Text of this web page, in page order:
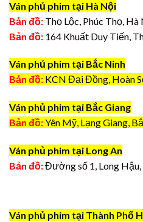
Ván phủ phim tại Hà Nội
Bản đồ: Thọ Lộc, Phúc Thọ, Hà
Bản đồ: 164 Khuất Duy Tiến,
Ván phủ phim tại Bắc Ninh
Bản đồ: KCN Đại Đồng, Hoàn
Ván phủ phim tại Bắc Giang
Bản đồ:Yên Mỹ, Lạng Giang,
Ván phủ phim tại Long An
Bản đồ:Đường số 1, Long Hậu,
Ván phủ phim tại Thành Phố